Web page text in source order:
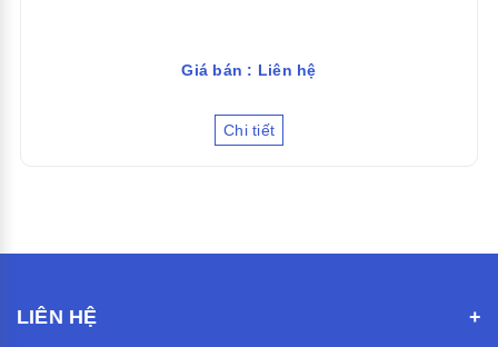
Giá bán : Liên hệ
Chi tiết
LIÊN HỆ